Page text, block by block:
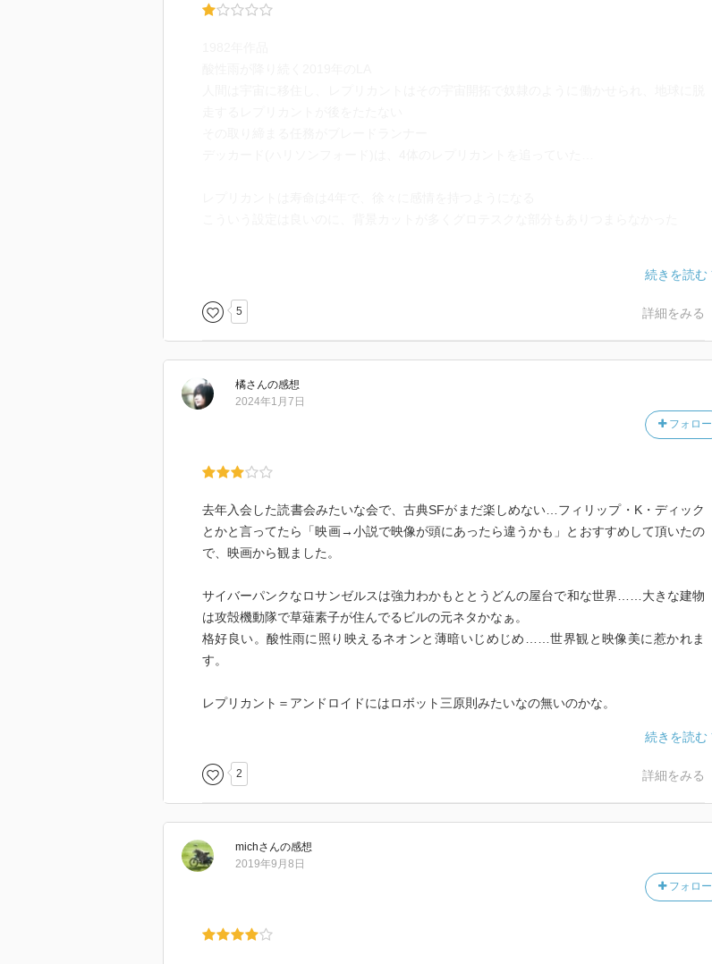
意味がない漢字の看板が笑えた
当時の歌舞伎町をヒントにしたそうだ
続編は見なくていいな
5 詳細をみる
橘さんの感想
フォロー
2024年1月7日
去年入会した読書会みたいな会で、古典SFがまだ楽しめない…フィリップ・K・ディック
とかと言ってたら「映画→小説で映像が頭にあったら違うかも」とおすすめして頂いたの
で、映画から観ました。
サイバーパンクなロサンゼルスは強力わかもととうどんの屋台で和な世界……大きな建物
は攻殻機動隊で草薙素子が住んでるビルの元ネタかなぁ。
格好良い。酸性雨に照り映えるネオンと薄暗いじめじめ……世界観と映像美に惹かれま
す。
レプリカント＝アンドロイドにはロボット三原則みたいなの無いのかな。
ブレードランナーのデッカードには惹かれず、レプリカントのロイのほうに感情移入して
しまいます。哀しみとか、表現が詩的。
もない……「高い城の男」は読めたのでいけるかなぁ。
2 詳細をみる
michさんの感想
フォロー
2019年9月8日